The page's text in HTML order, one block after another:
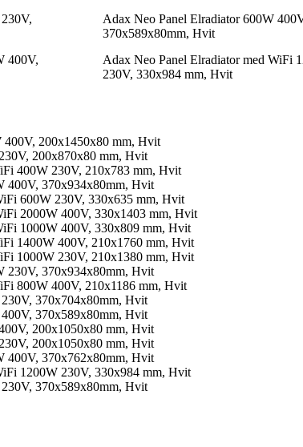
Adax Neo Panel Elradiator 600W
370x589x80mm, Hvit
400V,
Adax Neo Panel Elradiator med WiFi
230V, 330x984 mm, Hvit
200x1450x80 mm, Hvit
200x870x80 mm, Hvit
400W 230V, 210x783 mm, Hvit
400V, 370x934x80mm, Hvit
600W 230V, 330x635 mm, Hvit
2000W 400V, 330x1403 mm, Hvit
1000W 400V, 330x809 mm, Hvit
1400W 400V, 210x1760 mm, Hvit
1000W 230V, 210x1380 mm, Hvit
230V, 370x934x80mm, Hvit
800W 400V, 210x1186 mm, Hvit
370x704x80mm, Hvit
370x589x80mm, Hvit
200x1050x80 mm, Hvit
200x1050x80 mm, Hvit
400V, 370x762x80mm, Hvit
1200W 230V, 330x984 mm, Hvit
370x589x80mm, Hvit